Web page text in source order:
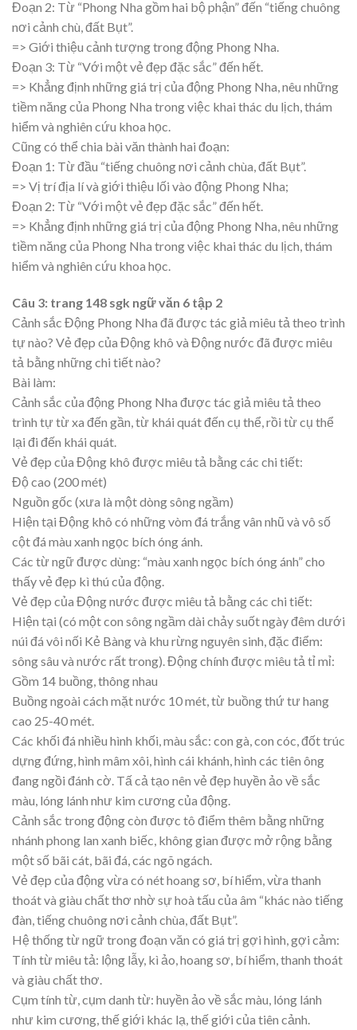
Đoạn 2: Từ “Phong Nha gồm hai bộ phận” đến “tiếng chuông
nơi cảnh chù, đất Bụt”.
=> Giới thiệu cảnh tượng trong động Phong Nha.
Đoạn 3: Từ “Với một vẻ đẹp đặc sắc” đến hết.
=> Khẳng định những giá trị của động Phong Nha, nêu những
tiềm năng của Phong Nha trong việc khai thác du lịch, thám
hiểm và nghiên cứu khoa học.
Cũng có thể chia bài văn thành hai đoạn:
Đoạn 1: Từ đầu “tiếng chuông nơi cảnh chùa, đất Bụt”.
=> Vị trí địa lí và giới thiệu lối vào động Phong Nha;
Đoạn 2: Từ “Với một vẻ đẹp đặc sắc” đến hết.
=> Khẳng định những giá trị của động Phong Nha, nêu những
tiềm năng của Phong Nha trong việc khai thác du lịch, thám
hiểm và nghiên cứu khoa học.
Câu 3: trang 148 sgk ngữ văn 6 tập 2
Cảnh sắc Động Phong Nha đã được tác giả miêu tả theo trình
tự nào? Vẻ đẹp của Động khô và Động nước đã được miêu
tả bằng những chi tiết nào?
Bài làm:
Cảnh sắc của động Phong Nha được tác giả miêu tả theo
trình tự từ xa đến gần, từ khái quát đến cụ thể, rồi từ cụ thể
lại đi đến khái quát.
Vẻ đẹp của Động khô được miêu tả bằng các chi tiết:
Độ cao (200 mét)
Nguồn gốc (xưa là một dòng sông ngầm)
Hiện tại Động khô có những vòm đá trắng vân nhũ và vô số
cột đá màu xanh ngọc bích óng ánh.
Các từ ngữ được dùng: “màu xanh ngọc bích óng ánh” cho
thấy vẻ đẹp kì thú của động.
Vẻ đẹp của Động nước được miêu tả bằng các chi tiết:
Hiện tại (có một con sông ngầm dài chảy suốt ngày đêm dưới
núi đá vôi nối Kẻ Bàng và khu rừng nguyên sinh, đặc điểm:
sông sâu và nước rất trong). Động chính được miêu tả tỉ mỉ:
Gồm 14 buồng, thông nhau
Buồng ngoài cách mặt nước 10 mét, từ buồng thứ tư hang
cao 25-40 mét.
Các khối đá nhiều hình khối, màu sắc: con gà, con cóc, đốt trúc
dựng đứng, hình mâm xôi, hình cái khánh, hình các tiên ông
đang ngồi đánh cờ. Tấ cả tạo nên vẻ đẹp huyền ảo về sắc
màu, lóng lánh như kim cương của động.
Cảnh sắc trong động còn được tô điểm thêm bằng những
nhánh phong lan xanh biếc, không gian được mở rộng bằng
một số bãi cát, bãi đá, các ngõ ngách.
Vẻ đẹp của động vừa có nét hoang sơ, bí hiểm, vừa thanh
thoát và giàu chất thơ nhờ sự hoà tấu của âm “khác nào tiếng
đàn, tiếng chuông nơi cảnh chùa, đất Bụt”.
Hệ thống từ ngữ trong đoạn văn có giá trị gợi hình, gợi cảm:
Tính từ miêu tả: lộng lẫy, kì ảo, hoang sơ, bí hiểm, thanh thoát
và giàu chất thơ.
Cụm tính từ, cụm danh từ: huyền ảo về sắc màu, lóng lánh
như kim cương, thế giới khác lạ, thế giới của tiên cảnh.